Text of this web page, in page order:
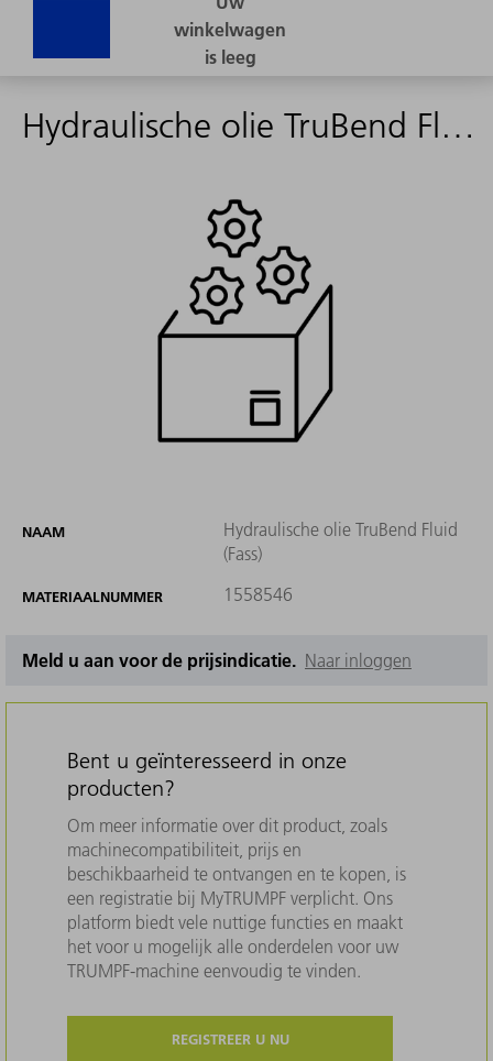
Hydraulische olie TruBend Fluid (vat)
NAAM
Hydraulische olie TruBend Fluid
(Fass)
MATERIAALNUMMER 1558546
Meld u aan voor de prijsindicatie. Naar inloggen
Bent u geïnteresseerd in onze
producten?
Om meer informatie over dit product, zoals
machinecompatibiliteit, prijs en
beschikbaarheid te ontvangen en te kopen, is
een registratie bij MyTRUMPF verplicht. Ons
platform biedt vele nuttige functies en maakt
het voor u mogelijk alle onderdelen voor uw
TRUMPF-machine eenvoudig te vinden.
REGISTREER U NU